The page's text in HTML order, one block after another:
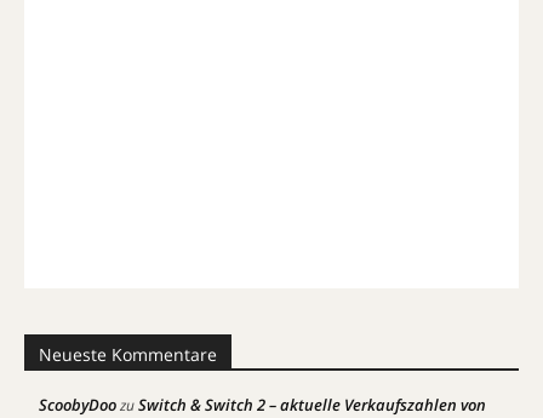
Neueste Kommentare
ScoobyDoozuSwitch & Switch 2 – aktuelle Verkaufszahlen von